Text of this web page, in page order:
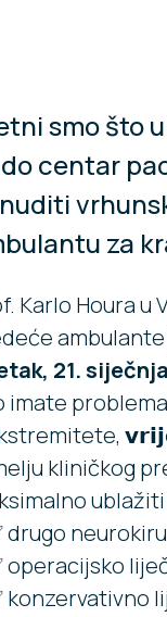
smo što
centar
za
Karlo Houra u
ambulante
21.
imate
kliničkog
drugo
operacijsko
konzervativno